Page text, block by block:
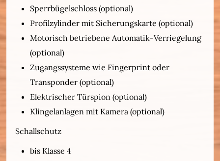
Sperrbügelschloss (optional)
Profilzylinder mit Sicherungskarte (optional)
Motorisch betriebene Automatik-Verriegelung
(optional)
Zugangssysteme wie Fingerprint oder
Transponder (optional)
Elektrischer Türspion (optional)
Klingelanlagen mit Kamera (optional)
Schallschutz
bis Klasse 4